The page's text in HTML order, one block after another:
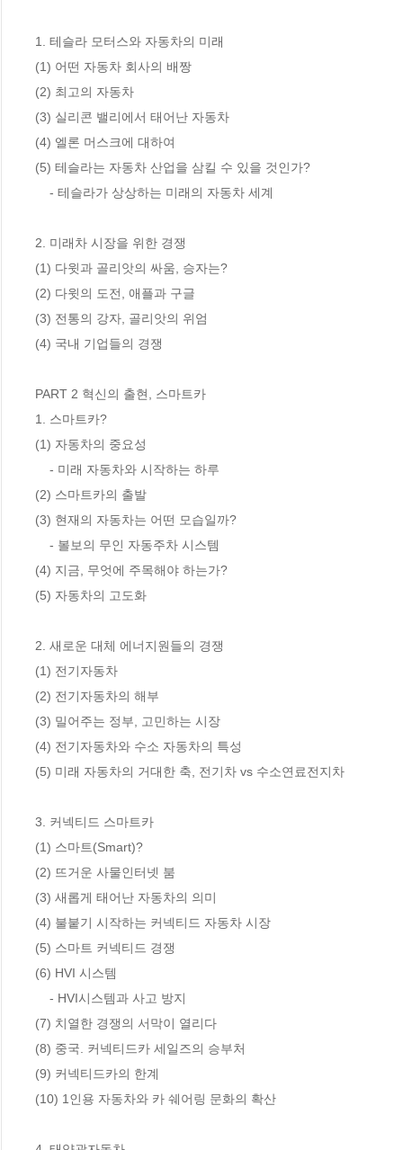
1. 테슬라 모터스와 자동차의 미래
(1) 어떤 자동차 회사의 배짱
(2) 최고의 자동차
(3) 실리콘 밸리에서 태어난 자동차
(4) 엘론 머스크에 대하여
(5) 테슬라는 자동차 산업을 삼킬 수 있을 것인가?
2. 미래차 시장을 위한 경쟁
(1) 다윗과 골리앗의 싸움, 승자는?
(2) 다윗의 도전, 애플과 구글
(3) 전통의 강자, 골리앗의 위엄
(4) 국내 기업들의 경쟁
PART 2 혁신의 출현, 스마트카
1. 스마트카?
(1) 자동차의 중요성
(2) 스마트카의 출발
(3) 현재의 자동차는 어떤 모습일까?
(4) 지금, 무엇에 주목해야 하는가?
(5) 자동차의 고도화
2. 새로운 대체 에너지원들의 경쟁
(1) 전기자동차
(2) 전기자동차의 해부
(3) 밀어주는 정부, 고민하는 시장
(4) 전기자동차와 수소 자동차의 특성
(5) 미래 자동차의 거대한 축, 전기차 vs 수소연료전지차
3. 커넥티드 스마트카
(1) 스마트(Smart)?
(2) 뜨거운 사물인터넷 붐
(3) 새롭게 태어난 자동차의 의미
(4) 불붙기 시작하는 커넥티드 자동차 시장
(5) 스마트 커넥티드 경쟁
(6) HVI 시스템
(7) 치열한 경쟁의 서막이 열리다
(8) 중국. 커넥티드카 세일즈의 승부처
(9) 커넥티드카의 한계
(10) 1인용 자동차와 카 쉐어링 문화의 확산